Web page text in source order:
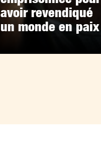
avoir revendiqué
un monde en paix